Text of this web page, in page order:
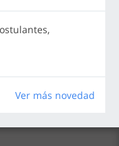
Ver más novedad